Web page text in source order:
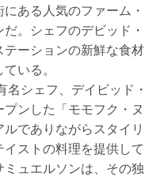
ある人気のファーム・
。シェフのデビッド・
ーションの新鮮な食材
いる。
名シェフ、デイビッド・
ンした「モモフク・ヌ
でありながらスタイリ
ストの料理を提供して
ュエルソンは、その独